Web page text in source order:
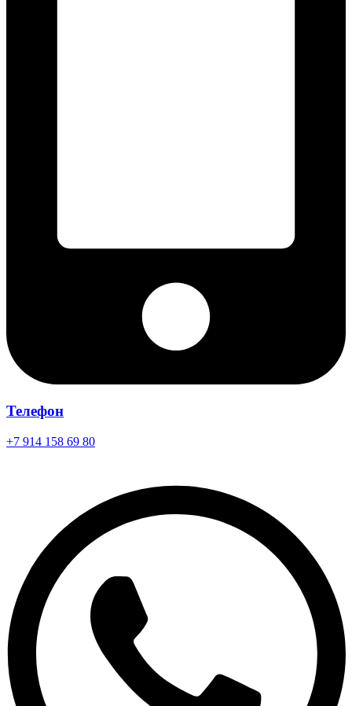
Телефон
+7 914 158 69 80